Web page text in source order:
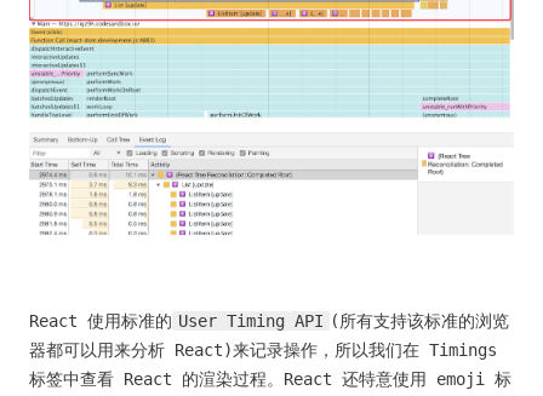
React 使用标准的 User Timing API (所有支持该标准的浏览
器都可以用来分析 React)来记录操作，所以我们在 Timings
标签中查看 React 的渲染过程。React 还特意使用 emoji 标